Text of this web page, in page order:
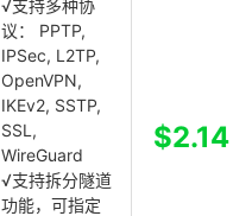
√支持多种协
议： PPTP,
IPSec, L2TP,
OpenVPN,
IKEv2, SSTP,
SSL,
WireGuard
√支持拆分隧道
功能，可指定
$2.14